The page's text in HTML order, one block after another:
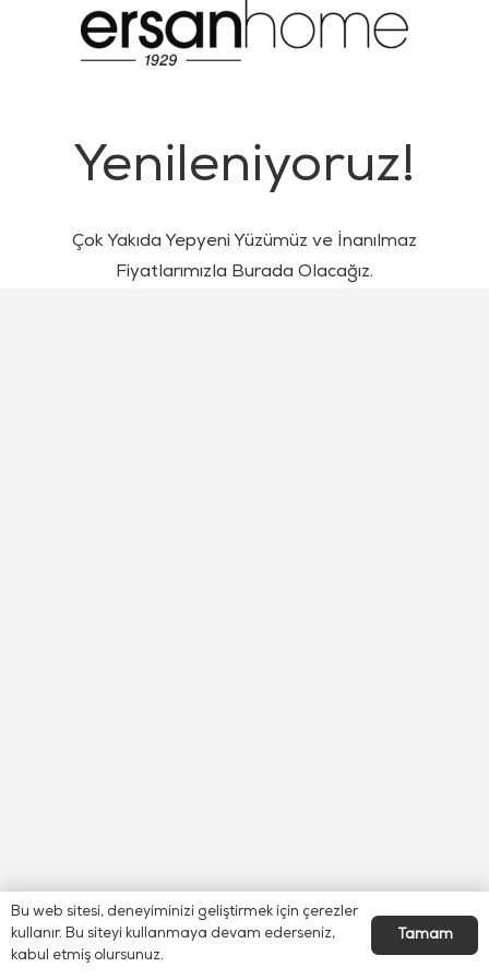
Yenileniyoruz!
Çok Yakıda Yepyeni Yüzümüz ve İnanılmaz
Fiyatlarımızla Burada Olacağız.
Bu web sitesi, deneyiminizi geliştirmek için çerezler
kullanır. Bu siteyi kullanmaya devam ederseniz,
kabul etmiş olursunuz.
Tamam